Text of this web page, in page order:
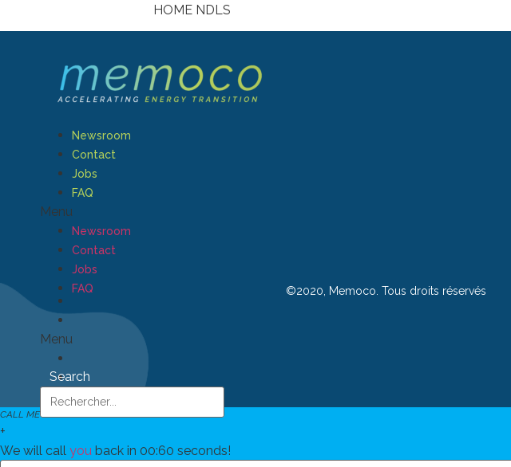
HOME NDLS
Newsroom
Contact
Jobs
FAQ
Menu
Newsroom
Contact
Jobs
FAQ
©2020, Memoco. Tous droits réservés
Menu
Search
CALL ME
+
We will call you back in 00:60 seconds!